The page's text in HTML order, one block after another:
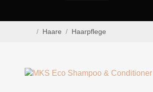
/ Haare / Haarpflege